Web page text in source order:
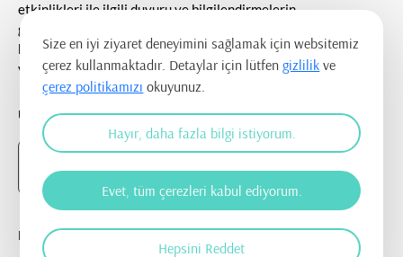
etkinlikleri ile ilgili duyuru ve bilgilendirmelerin
gönderilmesine, tanıtım ve pazarlama amacı ile iletişim
kurulmasına ve ticari elektronik ileti gönderilmesine onay
veriyorum.
UYGULAMAYI İNDİR
BİZİ TAKİP EDİN
Size en iyi ziyaret deneyimini sağlamak için websitemiz
çerez kullanmaktadır. Detaylar için lütfengizlilik ve
çerez politikamızı okuyunuz.
Hayır, daha fazla bilgi istiyorum.
Evet, tüm çerezleri kabul ediyorum.
Hepsini Reddet